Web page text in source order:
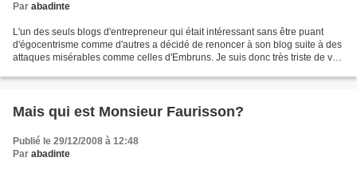
Par abadinte
L'un des seuls blogs d'entrepreneur qui était intéressant sans être puant
d'égocentrisme comme d'autres a décidé de renoncer à son blog suite à des
attaques misérables comme celles d'Embruns. Je suis donc très triste de voir
Mais qui est Monsieur Faurisson?
Publié le 29/12/2008 à 12:48
Par abadinte